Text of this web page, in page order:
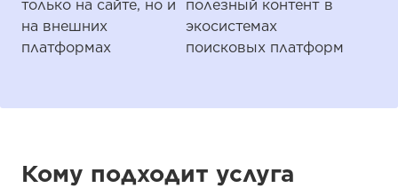
только на сайте, но и
на внешних
платформах
полезный контент в
экосистемах
поисковых платформ
Кому подходит услуга